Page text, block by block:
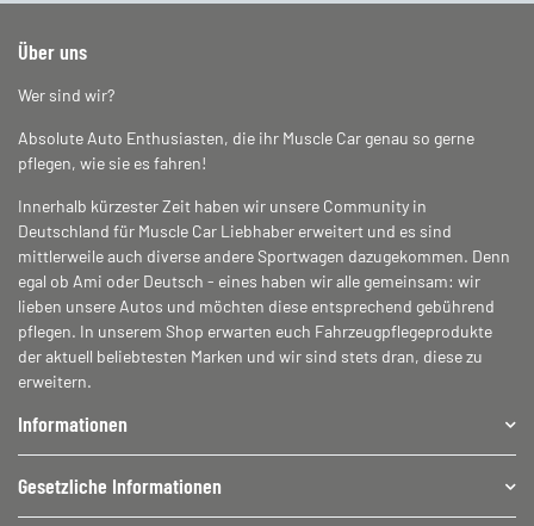
Über uns
Wer sind wir?
Absolute Auto Enthusiasten, die ihr Muscle Car genau so gerne
pflegen, wie sie es fahren!
Innerhalb kürzester Zeit haben wir unsere Community in
Deutschland für Muscle Car Liebhaber erweitert und es sind
mittlerweile auch diverse andere Sportwagen dazugekommen. Denn
egal ob Ami oder Deutsch - eines haben wir alle gemeinsam: wir
lieben unsere Autos und möchten diese entsprechend gebührend
pflegen. In unserem Shop erwarten euch Fahrzeugpflegeprodukte
der aktuell beliebtesten Marken und wir sind stets dran, diese zu
erweitern.
Informationen
Gesetzliche Informationen